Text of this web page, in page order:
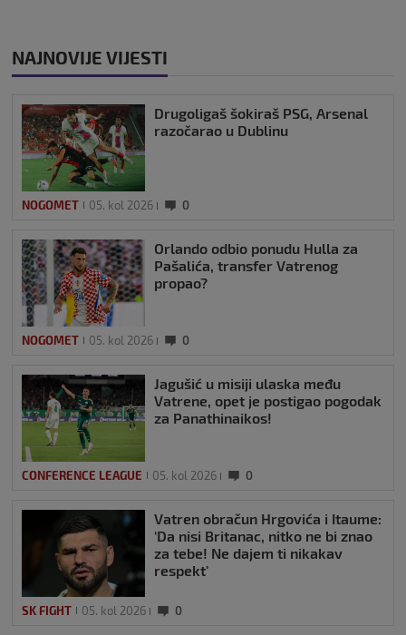
NAJNOVIJE VIJESTI
Drugoligaš šokiraš PSG, Arsenal
razočarao u Dublinu
NOGOMET 05. kol 2026 0
Orlando odbio ponudu Hulla za
Pašalića, transfer Vatrenog
propao?
NOGOMET 05. kol 2026 0
Jagušić u misiji ulaska među
Vatrene, opet je postigao pogodak
za Panathinaikos!
CONFERENCE LEAGUE 05. kol 2026 0
Vatren obračun Hrgovića i Itaume:
‘Da nisi Britanac, nitko ne bi znao
za tebe! Ne dajem ti nikakav
respekt’
SK FIGHT 05. kol 2026 0